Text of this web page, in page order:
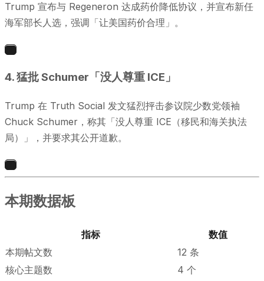
Trump 宣布与 Regeneron 达成药价降低协议，并宣布新任
海军部长人选，强调「让美国药价合理」。
4. 猛批 Schumer「没人尊重 ICE」
Trump 在 Truth Social 发文猛烈抨击参议院少数党领袖
Chuck Schumer，称其「没人尊重 ICE（移民和海关执法
局）」，并要求其公开道歉。
本期数据板
指标
数值
本期帖文数
12 条
核心主题数
4 个